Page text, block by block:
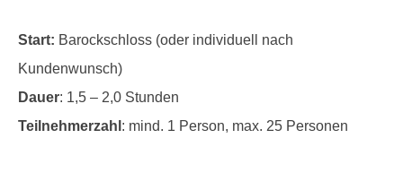
Start: Barockschloss (oder individuell nach
Kundenwunsch)
Dauer: 1,5 – 2,0 Stunden
Teilnehmerzahl : mind. 1 Person, max. 25 Personen